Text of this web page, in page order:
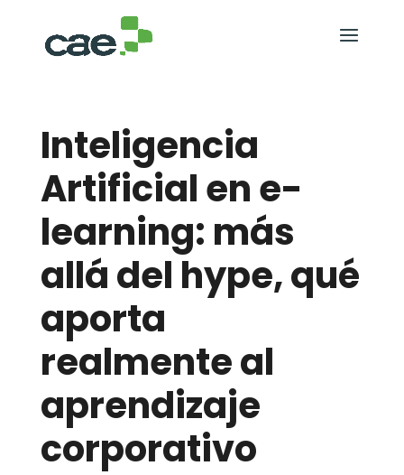
Inteligencia
Artificial en e-
learning: más
allá del hype, qué
aporta
realmente al
aprendizaje
corporativo